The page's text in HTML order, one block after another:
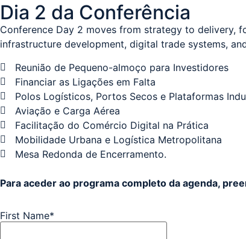
Dia 2 da Conferência
Conference Day 2 moves from strategy to delivery,
infrastructure development, digital trade systems,
Reunião de Pequeno-almoço para Investidores
Financiar as Ligações em Falta
Polos Logísticos, Portos Secos e Plataformas
Aviação e Carga Aérea
Facilitação do Comércio Digital na Prática
Mobilidade Urbana e Logística Metropolitana
Mesa Redonda de Encerramento.
Para aceder ao programa completo da agenda,
First Name*